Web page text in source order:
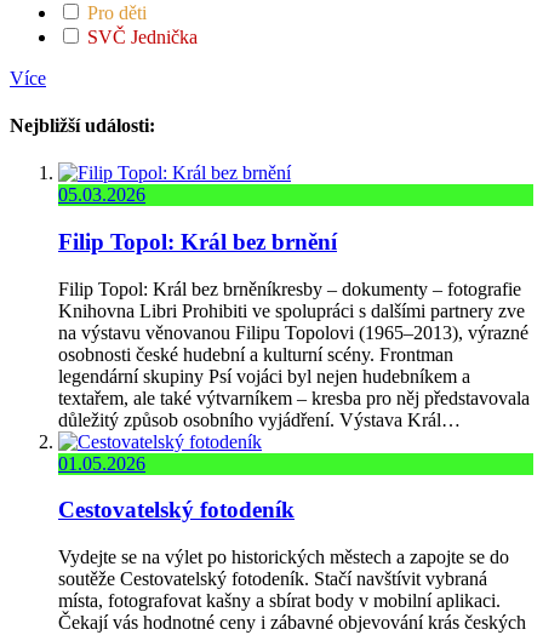
Pro děti
SVČ Jednička
Více
Nejbližší události:
05.03.2026
Filip Topol: Král bez brnění
Filip Topol: Král bez brněníkresby – dokumenty – fotografie
Knihovna Libri Prohibiti ve spolupráci s dalšími partnery zve
na výstavu věnovanou Filipu Topolovi (1965–2013), výrazné
osobnosti české hudební a kulturní scény. Frontman
legendární skupiny Psí vojáci byl nejen hudebníkem a
textařem, ale také výtvarníkem – kresba pro něj představovala
důležitý způsob osobního vyjádření. Výstava Král…
01.05.2026
Cestovatelský fotodeník
Vydejte se na výlet po historických městech a zapojte se do
soutěže Cestovatelský fotodeník. Stačí navštívit vybraná
místa, fotografovat kašny a sbírat body v mobilní aplikaci.
Čekají vás hodnotné ceny i zábavné objevování krás českých